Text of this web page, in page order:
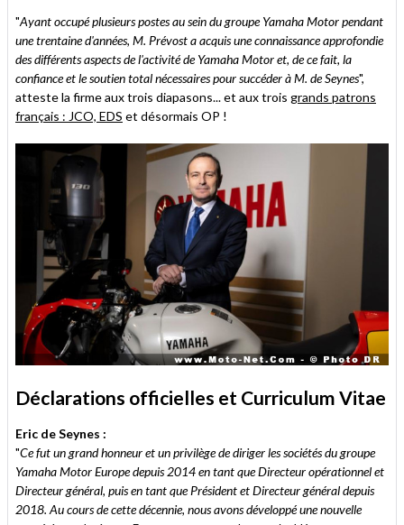
"Ayant occupé plusieurs postes au sein du groupe Yamaha Motor pendant
une trentaine d'années, M. Prévost a acquis une connaissance approfondie
des différents aspects de l'activité de Yamaha Motor et, de ce fait, la
confiance et le soutien total nécessaires pour succéder à M. de Seynes",
atteste la firme aux trois diapasons... et aux trois grands patrons
français : JCO, EDS et désormais OP !
Déclarations officielles et Curriculum Vitae
Eric de Seynes :
"Ce fut un grand honneur et un privilège de diriger les sociétés du groupe
Yamaha Motor Europe depuis 2014 en tant que Directeur opérationnel et
Directeur général, puis en tant que Président et Directeur général depuis
2018. Au cours de cette décennie, nous avons développé une nouvelle